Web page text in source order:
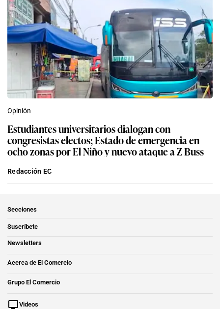
Opinión
Estudiantes universitarios dialogan con
congresistas electos; Estado de emergencia en
ocho zonas por El Niño y nuevo ataque a Z Buss
Redacción EC
Secciones
Suscríbete
Newsletters
Acerca de El Comercio
Grupo El Comercio
Videos